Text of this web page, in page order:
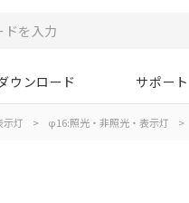
ウンロード サポート
示灯 > φ16:照光・非照光・表示灯 >